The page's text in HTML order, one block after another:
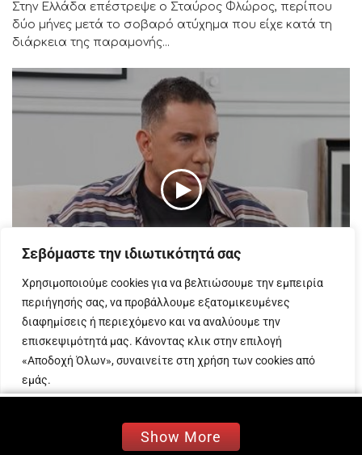
Σεβόμαστε την ιδιωτικότητά σας
Χρησιμοποιούμε cookies για να βελτιώσουμε την εμπειρία
περιήγησής σας, να προβάλλουμε εξατομικευμένες
διαφημίσεις ή περιεχόμενο και να αναλύουμε την
επισκεψιμότητά μας. Κάνοντας κλικ στην επιλογή
«Αποδοχή Όλων», συναινείτε στη χρήση των cookies από
εμάς.
Απόρριψη όλων
Στην Ελλάδα επέστρεψε ο Σταύρος Φλώρος, περίπου
δύο μήνες μετά το σοβαρό ατύχημα που είχε κατά τη
διάρκεια της παραμονής...
SHOWBIZ
Μαζωνάκης για Στέφανο Παπαδόπουλο: «Αυτό το παιδί
ήταν τραγουδιστής και ταυτόχρονα έκανε και άλλες
“δουλειές”.. ψάξτε το»
15 ΙΟΥΛΊΟΥ 2026
Νέα συζήτηση έχει προκαλέσει η τοποθέτηση του
Γιώργου Μαζωνάκη για τον Στέφανο Παπαδόπουλο,
Show More